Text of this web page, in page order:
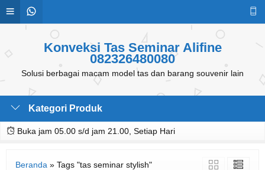
Konveksi Tas Seminar Alifine
082326480080
Solusi berbagai macam model tas dan barang souvenir lain
Kategori Produk
Buka jam 05.00 s/d jam 21.00, Setiap Hari
Beranda » Tags "tas seminar stylish"